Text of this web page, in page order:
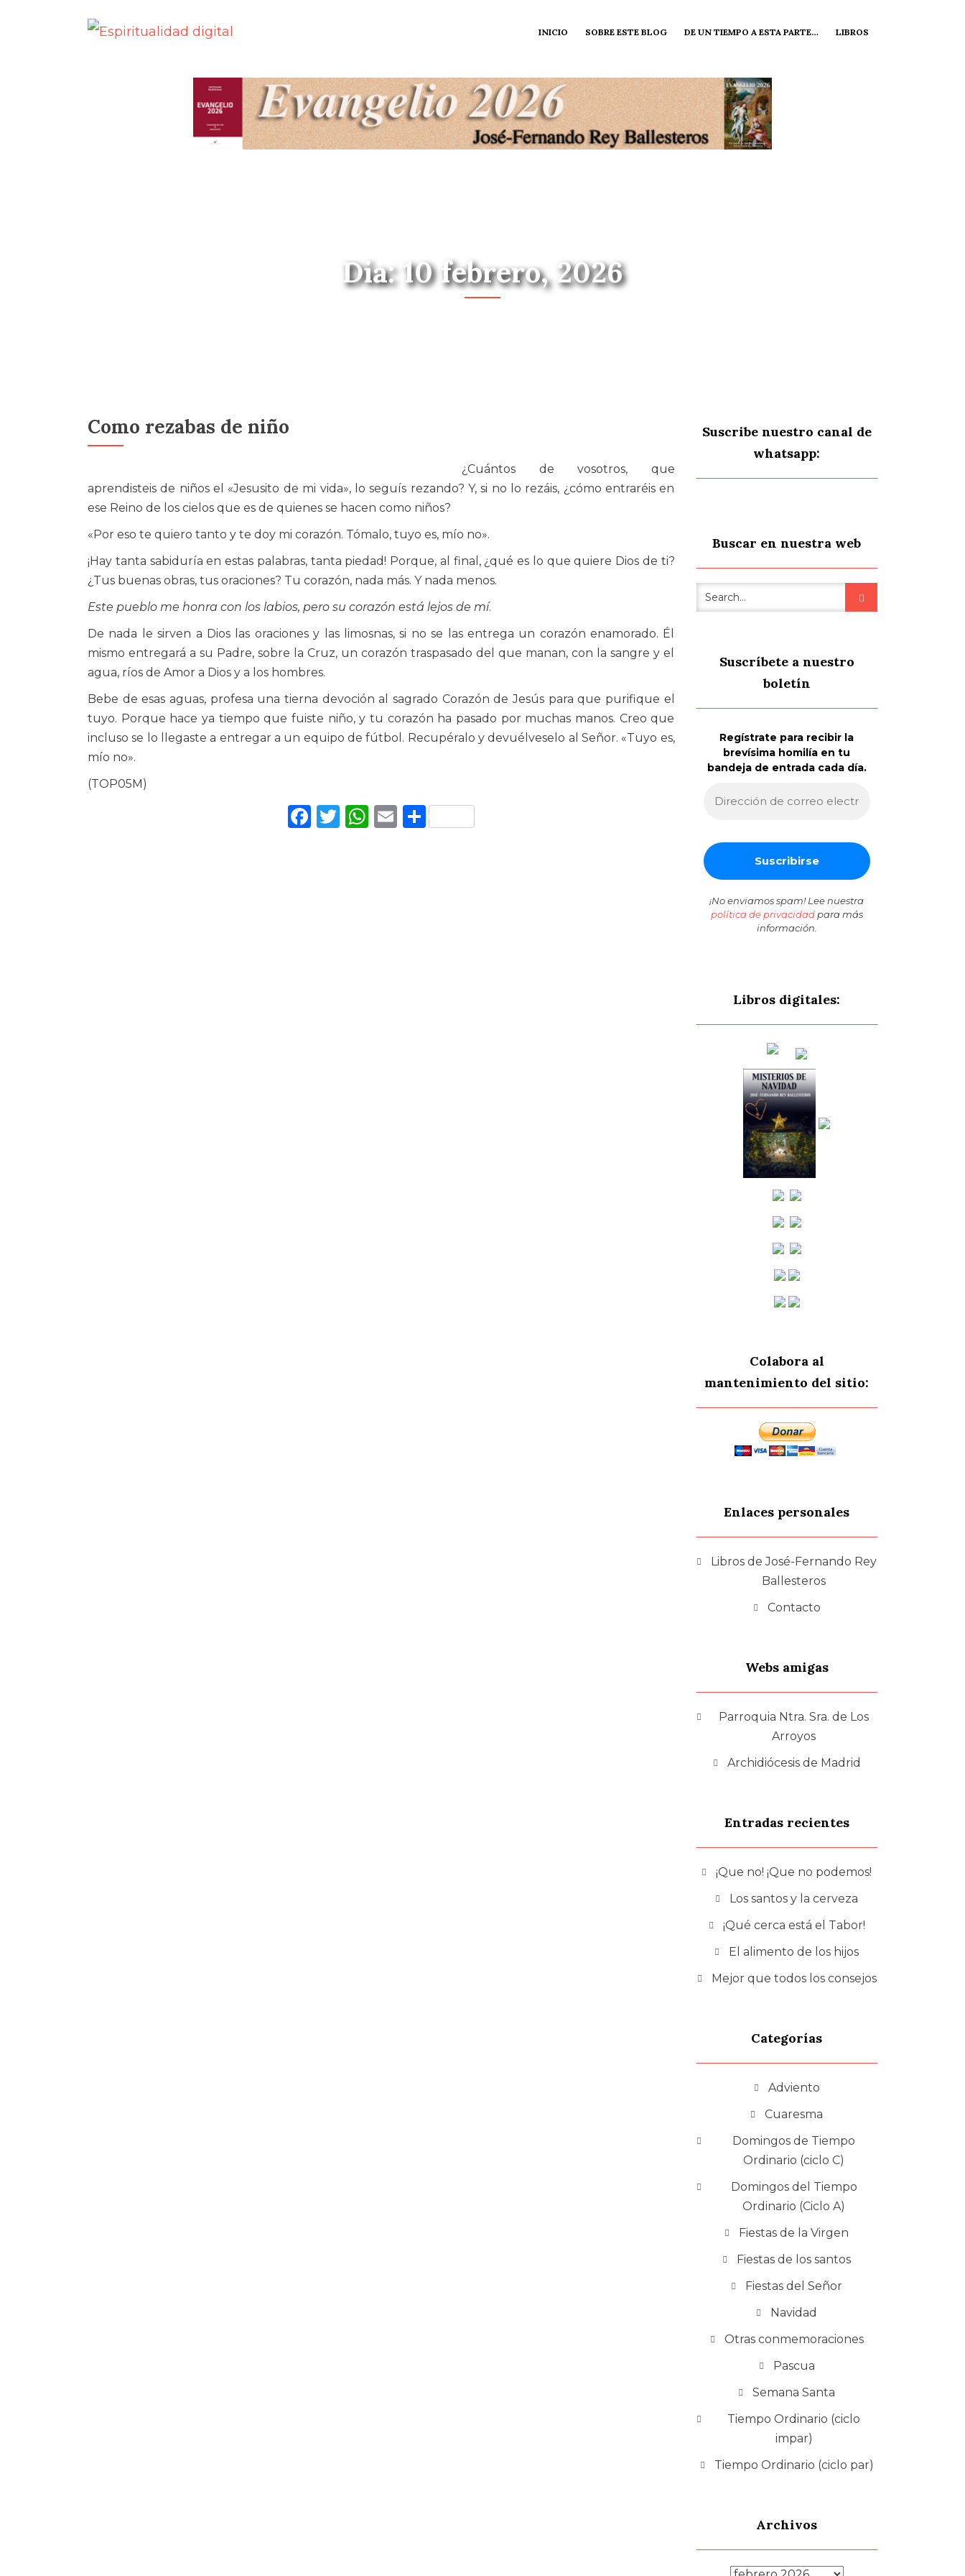
INICIO SOBRE ESTE BLOG DE UN TIEMPO A ESTA PARTE… LIBROS
Dia: 10 febrero, 2026
Como rezabas de niño
¿Cuántos de vosotros, que
aprendisteis de niños el «Jesusito de mi vida», lo seguís rezando? Y, si no lo rezáis, ¿cómo entraréis en
ese Reino de los cielos que es de quienes se hacen como niños?
«Por eso te quiero tanto y te doy mi corazón. Tómalo, tuyo es, mío no».
¡Hay tanta sabiduría en estas palabras, tanta piedad! Porque, al final, ¿qué es lo que quiere Dios de ti?
¿Tus buenas obras, tus oraciones? Tu corazón, nada más. Y nada menos.
Este pueblo me honra con los labios, pero su corazón está lejos de mí.
De nada le sirven a Dios las oraciones y las limosnas, si no se las entrega un corazón enamorado. Él
mismo entregará a su Padre, sobre la Cruz, un corazón traspasado del que manan, con la sangre y el
agua, ríos de Amor a Dios y a los hombres.
Bebe de esas aguas, profesa una tierna devoción al sagrado Corazón de Jesús para que purifique el
tuyo. Porque hace ya tiempo que fuiste niño, y tu corazón ha pasado por muchas manos. Creo que
incluso se lo llegaste a entregar a un equipo de fútbol. Recupéralo y devuélveselo al Señor. «Tuyo es,
mío no».
(TOP05M)
Facebook
Twitter
WhatsApp
EmailCompartir
Suscribe nuestro canal de
whatsapp:
Buscar en nuestra web
Suscríbete a nuestro
boletín
Regístrate para recibir la
brevísima homilía en tu
bandeja de entrada cada día.
¡No enviamos spam! Lee nuestra
política de privacidadpara más
información.
Libros digitales:
Colabora al
mantenimiento del sitio:
Enlaces personales
Libros de José-Fernando Rey
Ballesteros
Contacto
Webs amigas
Parroquia Ntra. Sra. de Los
Arroyos
Archidiócesis de Madrid
Entradas recientes
¡Que no! ¡Que no podemos!
Los santos y la cerveza
¡Qué cerca está el Tabor!
El alimento de los hijos
Mejor que todos los consejos
Categorías
Adviento
Cuaresma
Domingos de Tiempo
Ordinario (ciclo C)
Domingos del Tiempo
Ordinario (Ciclo A)
Fiestas de la Virgen
Fiestas de los santos
Fiestas del Señor
Navidad
Otras conmemoraciones
Pascua
Semana Santa
Tiempo Ordinario (ciclo
impar)
Tiempo Ordinario (ciclo par)
Archivos
Archivos